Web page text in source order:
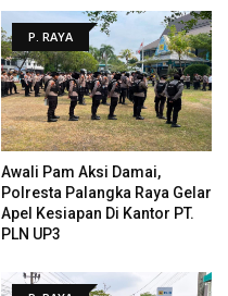
P. RAYA
Awali Pam Aksi Damai,
Polresta Palangka Raya Gelar
Apel Kesiapan Di Kantor PT.
PLN UP3